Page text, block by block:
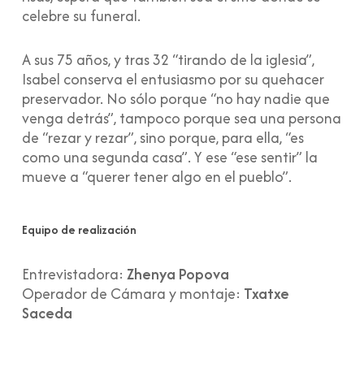
celebre su funeral.
A sus 75 años, y tras 32 “tirando de la iglesia”,
Isabel conserva el entusiasmo por su quehacer
preservador. No sólo porque “no hay nadie que
venga detrás”, tampoco porque sea una persona
de “rezar y rezar”, sino porque, para ella, “es
como una segunda casa”. Y ese “ese sentir” la
mueve a “querer tener algo en el pueblo”.
Equipo de realización
Entrevistadora: Zhenya Popova
Operador de Cámara y montaje: Txatxe
Saceda